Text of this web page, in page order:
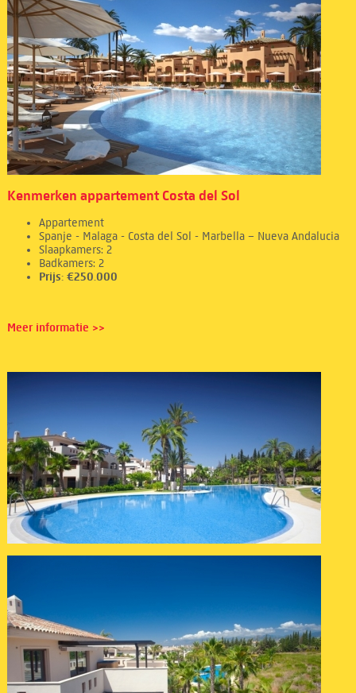
Kenmerken appartement Costa del Sol
Appartement
Spanje - Malaga - Costa del Sol - Marbella – Nueva Andalucia
Slaapkamers: 2
Badkamers: 2
Prijs: €250.000
Meer informatie >>